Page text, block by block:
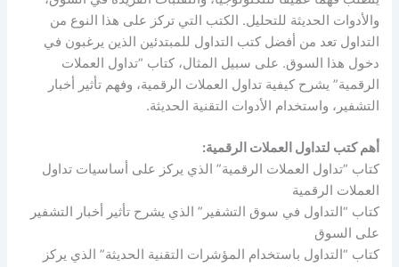
والأدوات الحديثة للتحليل. الكتب التي تركز على هذا النوع من
التداول تعد من أفضل كتب التداول للمبتدئين الذين يرغبون في
دخول هذا السوق. على سبيل المثال، كتاب “تداول العملات
الرقمية” يشرح كيفية تداول العملات الرقمية، وفهم تأثير أخبار
التشفير، واستخدام الأدوات التقنية الحديثة.
أهم كتب لتداول العملات الرقمية:
كتاب “تداول العملات الرقمية” الذي يركز على أساسيات تداول
العملات الرقمية
كتاب “التداول في سوق التشفير” الذي يشرح تأثير أخبار التشفير
على السوق
كتاب “التداول باستخدام المؤشرات التقنية الحديثة” الذي يركز